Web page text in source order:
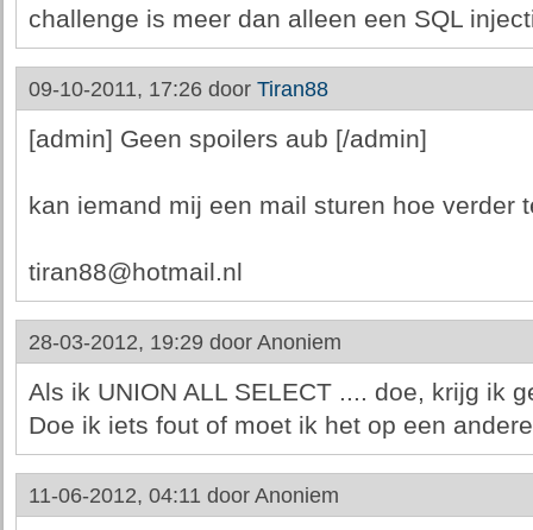
challenge is meer dan alleen een SQL
09-10-2011, 17:26 door Tiran88
[admin] Geen spoilers aub [/admin]
kan iemand mij een mail sturen hoe verder
tiran88@hotmail.nl
28-03-2012, 19:29 door Anoniem
Als ik UNION ALL SELECT .... doe, krijg ik
Doe ik iets fout of moet ik het op een
11-06-2012, 04:11 door Anoniem